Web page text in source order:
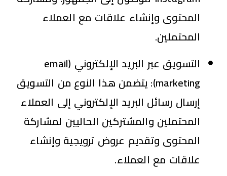
المحتوى وإنشاء علاقات مع العملاء
المحتملين.
التسويق عبر البريد الإلكتروني (email
marketing): يتضمن هذا النوع من التسويق
إرسال رسائل البريد الإلكتروني إلى العملاء
المحتملين والمشتركين الحاليين لمشاركة
المحتوى وتقديم عروض ترويجية وإنشاء
علاقات مع العملاء.